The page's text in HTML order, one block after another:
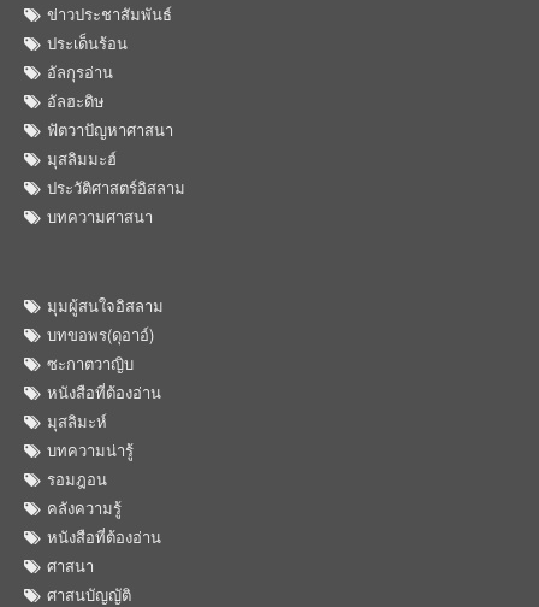
ข่าวประชาสัมพันธ์
ประเด็นร้อน
อัลกุรอ่าน
อัลฮะดิษ
ฟัตวาปัญหาศาสนา
มุสลิมมะฮ์
ประวัติศาสตร์อิสลาม
บทความศาสนา
มุมผู้สนใจอิสลาม
บทขอพร(ดุอาอ์)
ซะกาตวาญิบ
หนังสือที่ต้องอ่าน
มุสลิมะห์
บทความน่ารู้
รอมฎอน
คลังความรู้
หนังสือที่ต้องอ่าน
ศาสนา
ศาสนบัญญัติ